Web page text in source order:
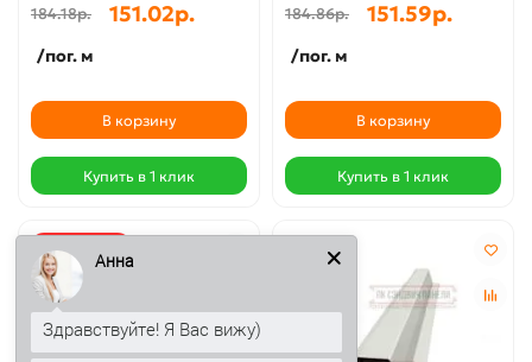
184.18р. 151.02р.
/пог. м
В корзину
Купить в 1 клик
184.86р. 151.59р.
/пог. м
В корзину
Купить в 1 клик
Анна
Здравствуйте! Я Вас вижу)